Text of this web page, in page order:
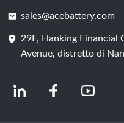
Cella della batteria
sales@acebattery.com
29F, Hanking Financial
Avenue, distretto di